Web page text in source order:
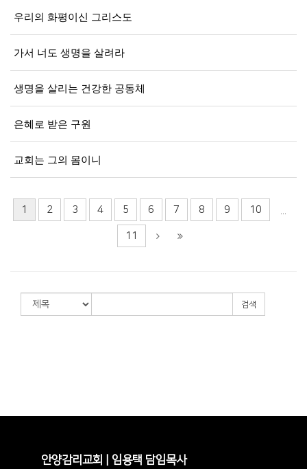
우리의 화평이신 그리스도
가서 너도 생명을 살려라
생명을 살리는 건강한 공동체
은혜로 받은 구원
교회는 그의 몸이니
1 2 3 4 5 6 7 8 9 10 ...
11
검색
안양감리교회 | 임용택 담임목사